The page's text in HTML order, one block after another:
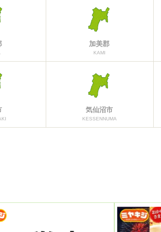
加美郡
KAMI
気仙沼市
KESSENNUMA